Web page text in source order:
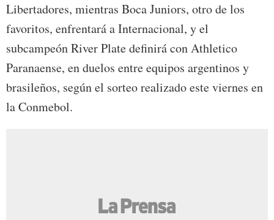
Libertadores, mientras Boca Juniors, otro de los
favoritos, enfrentará a Internacional, y el
subcampeón River Plate definirá con Athletico
Paranaense, en duelos entre equipos argentinos y
brasileños, según el sorteo realizado este viernes en
la Conmebol.